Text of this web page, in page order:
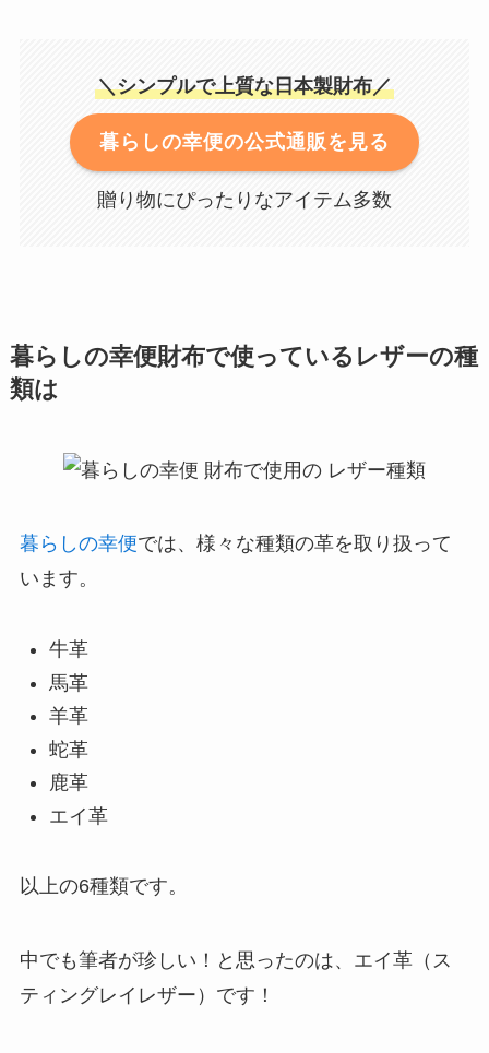
＼シンプルで上質な日本製財布／
暮らしの幸便の公式通販を見る
贈り物にぴったりなアイテム多数
暮らしの幸便財布で使っているレザーの種
類は
暮らしの幸便では、様々な種類の革を取り扱って
います。
牛革
馬革
羊革
蛇革
鹿革
エイ革
以上の6種類です。
中でも筆者が珍しい！と思ったのは、エイ革（ス
ティングレイレザー）です！